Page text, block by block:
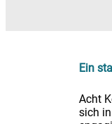
Ein
Acht
sich